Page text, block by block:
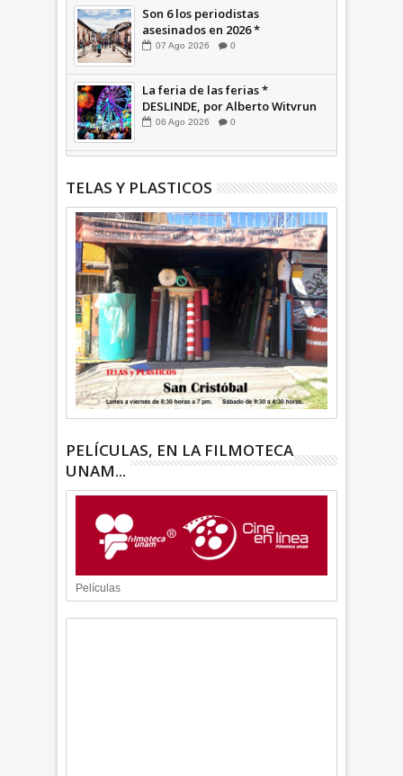
Son 6 los periodistas
asesinados en 2026 *
COMENTARIO A TIEMPO
07 Ago 2026 0
La feria de las ferias *
DESLINDE, por Alberto Witvrun
06 Ago 2026 0
TELAS Y PLASTICOS
PELÍCULAS, EN LA FILMOTECA
UNAM...
Películas